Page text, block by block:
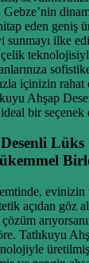
Gebze’nin
eden geniş
ilke
çelik
içinizin
Ahşap
bir seçenek
açıdan göz
Tatlıkuyu